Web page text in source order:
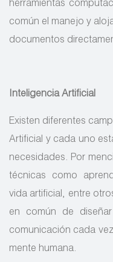
herramientas
común el manejo y
documentos
Inteligencia Artificial
Existen diferentes
Artificial y cada uno
necesidades. Por
técnicas como
vida artificial, entre
en común de
comunicación cada
mente humana.